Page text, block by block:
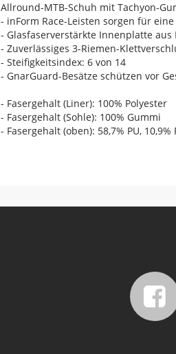
Allround-MTB-Schuh mit Tachyon-
- inForm Race-Leisten sorgen für
- Glasfaserverstärkte Innenplatte
- Zuverlässiges 3-Riemen-
- Steifigkeitsindex: 6 von 14
- GnarGuard-Besätze schützen vor
- Fasergehalt (Liner): 100% Polyester
- Fasergehalt (Sohle): 100% Gummi
- Fasergehalt (oben): 58,7% PU,